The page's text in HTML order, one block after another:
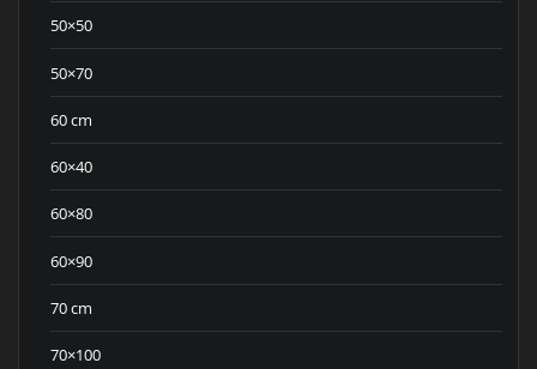
50×50
50×70
60 cm
60×40
60×80
60×90
70 cm
70×100